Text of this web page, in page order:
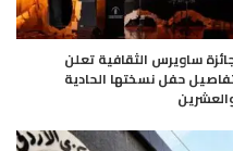
ساويرس الثقافية تعلن
حفل نسختها الحادية